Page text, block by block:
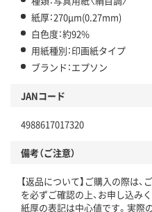
紙厚：270μm(0.27mm)
白色度：約92%
用紙種別：印画紙タイプ
ブランド：エプソン
JANコード
4988617017320
備考（ご注意）
【返品について】ご購入の際は、
を必ずご確認の上、お申し込みく
紙厚の表記は中心値です。実際